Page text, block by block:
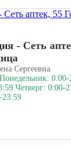
- Сеть
Сергеевна
Четверг: 0:00-
23:59